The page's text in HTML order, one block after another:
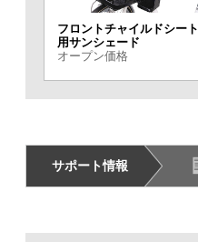
フロントチャイルドシート
用サンシェード
オープン価格
サポート情報